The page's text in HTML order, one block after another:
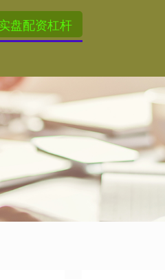
盘配资杠杆